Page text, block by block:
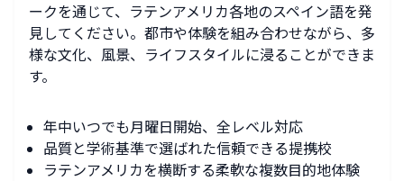
ークを通じて、ラテンアメリカ各地のスペイン語を発
見してください。都市や体験を組み合わせながら、多
様な文化、風景、ライフスタイルに浸ることができま
す。
年中いつでも月曜日開始、全レベル対応
品質と学術基準で選ばれた信頼できる提携校
ラテンアメリカを横断する柔軟な複数目的地体験